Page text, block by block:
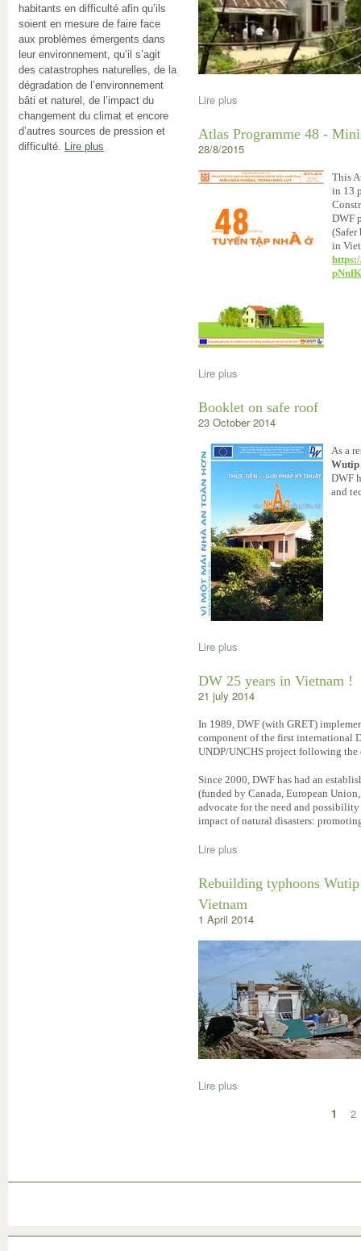
habitants en difficulté afin qu’ils
soient en mesure de faire face
aux problèmes émergents dans
leur environnement, qu’il s’agit
des catastrophes naturelles, de la
dégradation de l’environnement
bâti et naturel, de l’impact du
changement du climat et encore
d’autres sources de pression et
difficulté. Lire plus
Lire plus
Atlas Programme 48 -
28/8/2015
This
in 13
DWF
in
Lire plus
Booklet on safe roof
23 October 2014
As a
Wutip
DWF
and
Lire plus
DW 25 years in Vietnam !
21 july 2014
In 1989, DWF (with GRET)
component of the first international
UNDP/UNCHS project following
Since 2000, DWF has had an
(funded by Canada, European
advocate for the need and
impact of natural disasters:
Lire plus
Rebuilding typhoons
Vietnam
1 April 2014
Lire plus
1
2